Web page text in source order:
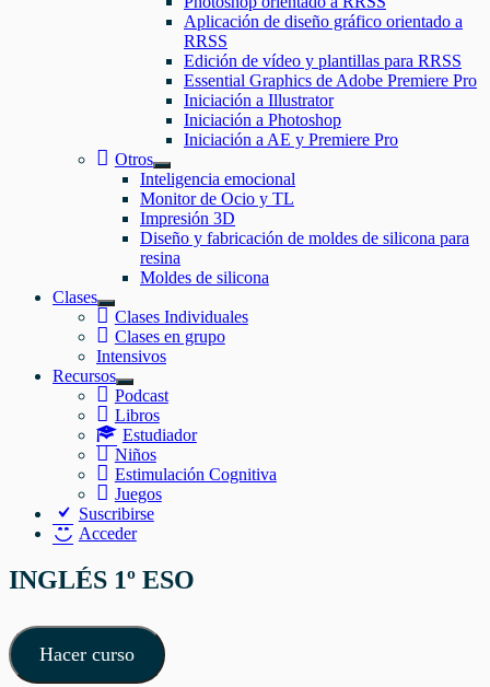
el
submenú
Aplicación de diseño gráfico orientado a
RRSS
Edición de vídeo y plantillas para RRSS
Essential Graphics de Adobe Premiere Pro
Iniciación a Illustrator
Iniciación a Photoshop
Iniciación a AE y Premiere Pro
Otros
Mostrar
el
submenú
Inteligencia emocional
Monitor de Ocio y TL
Impresión 3D
Diseño y fabricación de moldes de silicona para
resina
Moldes de silicona
Clases
Mostrar
el
submenú
Clases Individuales
Clases en grupo
Intensivos
Recursos
Mostrar
el
submenú
Podcast
Libros
Estudiador
Niños
Estimulación Cognitiva
Juegos
Suscribirse
Acceder
INGLÉS 1º ESO
Hacer curso